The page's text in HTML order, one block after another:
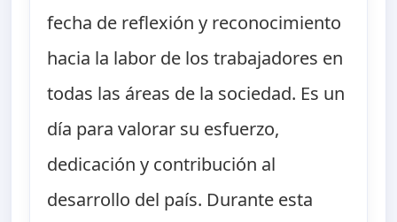
fecha de reflexión y reconocimiento
hacia la labor de los trabajadores en
todas las áreas de la sociedad. Es un
día para valorar su esfuerzo,
dedicación y contribución al
desarrollo del país. Durante esta